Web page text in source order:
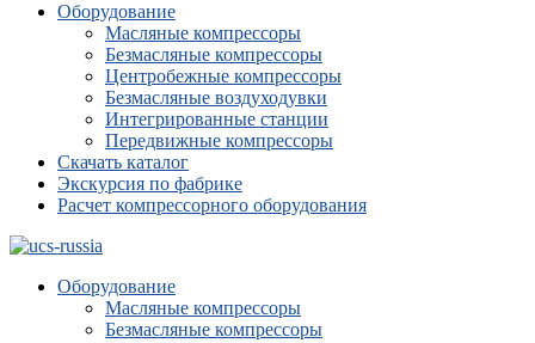
Оборудование
Масляные компрессоры
Безмасляные компрессоры
Центробежные компрессоры
Безмасляные воздуходувки
Интегрированные станции
Передвижные компрессоры
Скачать каталог
Экскурсия по фабрике
Расчет компрессорного оборудования
Оборудование
Масляные компрессоры
Безмасляные компрессоры